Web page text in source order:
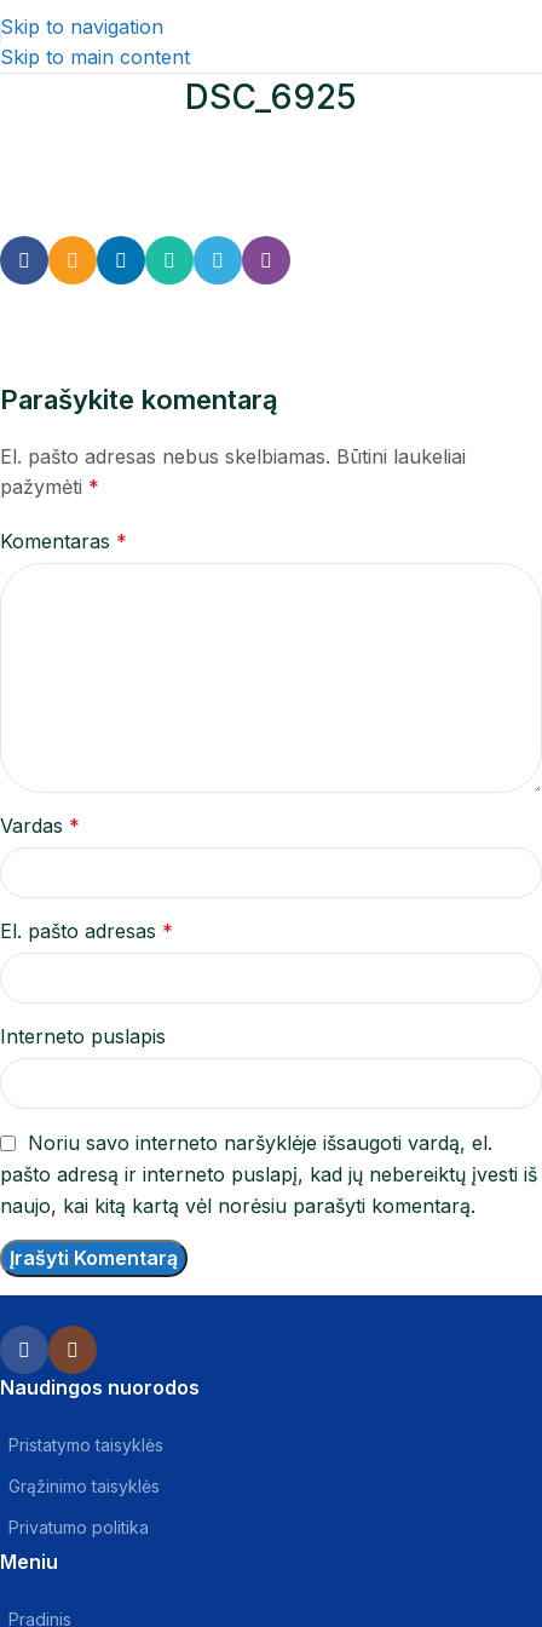
Skip to navigation
Skip to main content
DSC_6925
Parašykite komentarą
El. pašto adresas nebus skelbiamas. Būtini laukeliai
pažymėti *
Komentaras *
Vardas *
El. pašto adresas *
Interneto puslapis
Noriu savo interneto naršyklėje išsaugoti vardą, el.
pašto adresą ir interneto puslapį, kad jų nebereiktų įvesti iš
naujo, kai kitą kartą vėl norėsiu parašyti komentarą.
Naudingos nuorodos
Pristatymo taisyklės
Grąžinimo taisyklės
Privatumo politika
Meniu
Pradinis